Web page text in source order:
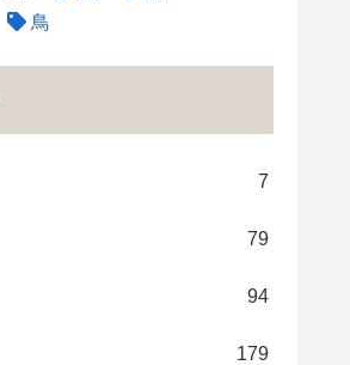
鳥
7
79
94
179